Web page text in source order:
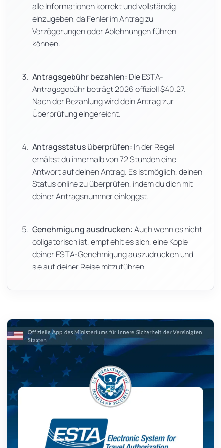
alle Informationen korrekt und vollständig
einzugeben, da Fehler im Antrag zu
Verzögerungen oder Ablehnungen führen
können.
Antragsgebühr bezahlen: Die ESTA-
Antragsgebühr beträgt 2026 offiziell $40.27.
Nach der Bezahlung wird dein Antrag zur
Überprüfung eingereicht.
Antragsstatus überprüfen: In der Regel
erhältst du innerhalb von 72 Stunden eine
Antwort auf deinen Antrag. Es ist möglich, deinen
Status online zu überprüfen, indem du dich mit
deiner Antragsnummer einloggst.
Genehmigung ausdrucken:Auch wenn es nicht
obligatorisch ist, empfiehlt es sich, eine Kopie
deiner ESTA-Genehmigung auszudrucken und
sie auf deiner Reise mitzuführen.